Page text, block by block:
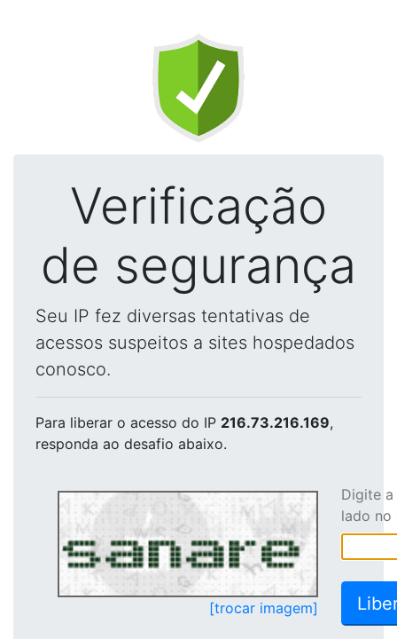
Verificação
de segurança
Seu IP fez diversas tentativas de
acessos suspeitos a sites hospedados
conosco.
Para liberar o acesso do IP 216.73.216.169,
responda ao desafio abaixo.
[trocar imagem]
Digite
lado no